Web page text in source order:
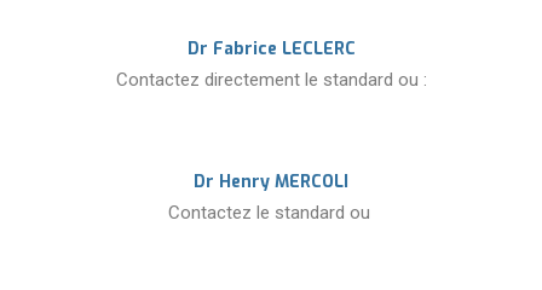
Dr Fabrice LECLERC
Contactez directement le standard ou :
Dr Henry MERCOLI
Contactez le standard ou